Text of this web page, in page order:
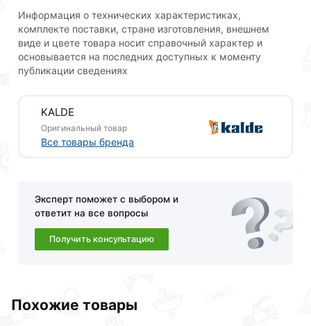
Категория - Фитинги Kalde
Максимальное рабочее давление, бар - 25
НаправлениеИнженерная сантехника
Материал изготовления - полипропилен
Гарантия лет - 50
Вид фитингак - репление
Информация о технических характеристиках,
комплекте поставки, стране изготовления, внешнем
виде и цвете товара носит справочный характер и
основывается на последних доступных к моменту
публикации сведениях
KALDE
Оригинальный товар
Все товары бренда
Эксперт поможет с выбором и
ответит на все вопросы
Получить консультацию
Похожие товары